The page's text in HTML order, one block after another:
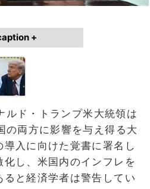
+
ルド・トランプ米大統領は
の両方に影響を与え得る大
入に向けた覚書に署名し
し、米国内のインフレを
と経済学者は警告してい